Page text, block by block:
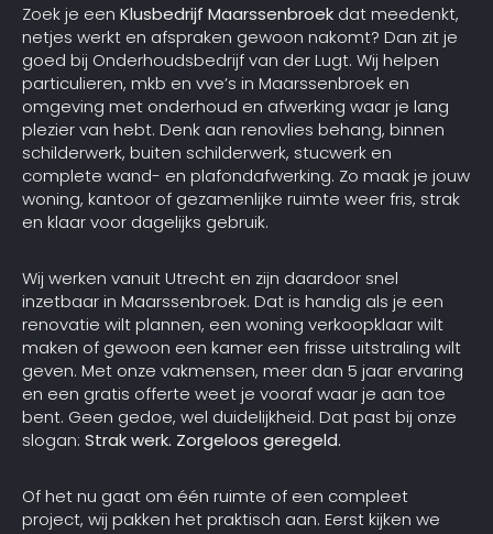
Zoek je een Klusbedrijf Maarssenbroek dat meedenkt,
netjes werkt en afspraken gewoon nakomt? Dan zit je
goed bij Onderhoudsbedrijf van der Lugt. Wij helpen
particulieren, mkb en vve’s in Maarssenbroek en
omgeving met onderhoud en afwerking waar je lang
plezier van hebt. Denk aan renovlies behang, binnen
schilderwerk, buiten schilderwerk, stucwerk en
complete wand- en plafondafwerking. Zo maak je jouw
woning, kantoor of gezamenlijke ruimte weer fris, strak
en klaar voor dagelijks gebruik.
Wij werken vanuit Utrecht en zijn daardoor snel
inzetbaar in Maarssenbroek. Dat is handig als je een
renovatie wilt plannen, een woning verkoopklaar wilt
maken of gewoon een kamer een frisse uitstraling wilt
geven. Met onze vakmensen, meer dan 5 jaar ervaring
en een gratis offerte weet je vooraf waar je aan toe
bent. Geen gedoe, wel duidelijkheid. Dat past bij onze
slogan: Strak werk. Zorgeloos geregeld.
Of het nu gaat om één ruimte of een compleet
project, wij pakken het praktisch aan. Eerst kijken we